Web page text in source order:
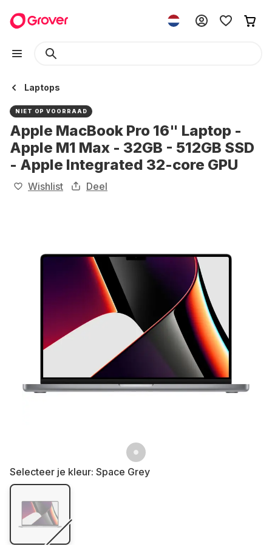
Laptops
NIET OP VOORRAAD
Apple MacBook Pro 16" Laptop -
Apple M1 Max - 32GB - 512GB SSD
- Apple Integrated 32-core GPU
Wishlist Deel
Selecteer je kleur: Space Grey